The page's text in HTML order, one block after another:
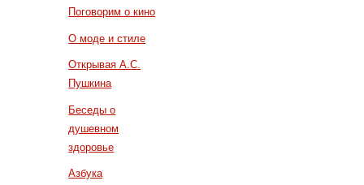
Поговорим о кино
О моде и стиле
Открывая А.С.
Пушкина
Беседы о
душевном
здоровье
Азбука